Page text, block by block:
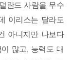
란드 사람을 무수
이리스는 달라도
아니지만 나보다
많고, 능력도 대